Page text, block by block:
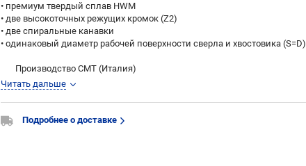
• премиум твердый сплав HWM
• две высокоточных режущих кромок (Z2)
• две спиральные канавки
• одинаковый диаметр рабочей поверхности сверла и хвостовика (S=D)
Производство CMT (Италия)
Читать дальше
Подробнее о доставке